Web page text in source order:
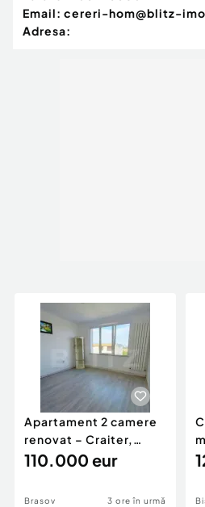
Email: cereri-hom@blitz-
Adresa:
Apartament 2 camere
renovat – Craiter,
Brașov | 55 mp | E
110.000 eur
Brasov 3 ore în urmă